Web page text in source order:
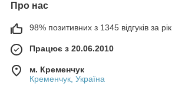
Про нас
98% позитивних з 1345 відгуків за рік
Працює з 20.06.2010
м. Кременчук
Кременчук, Україна